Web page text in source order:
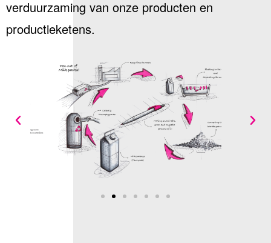
verduurzaming van onze producten en
productieketens.